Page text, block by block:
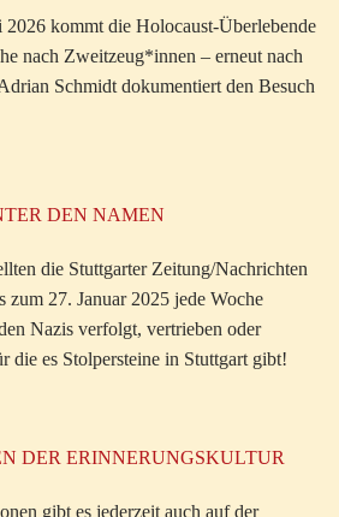
kommt die Holocaust-Überlebende
nach Zweitzeug*innen – erneut nach
Schmidt dokumentiert den Besuch
DEN NAMEN
die Stuttgarter Zeitung/Nachrichten
zum 27. Januar 2025 jede Woche
Nazis verfolgt, vertrieben oder
die es Stolpersteine in Stuttgart gibt!
DER ERINNERUNGSKULTUR
gibt es jederzeit auch auf der